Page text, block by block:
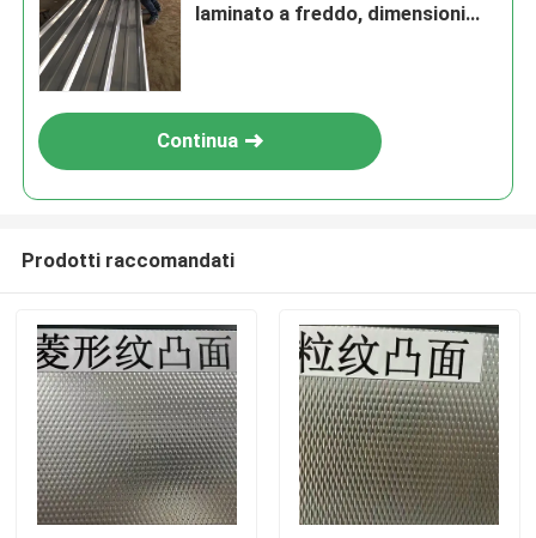
laminato a freddo, dimensioni
Continua
Prodotti raccomandati